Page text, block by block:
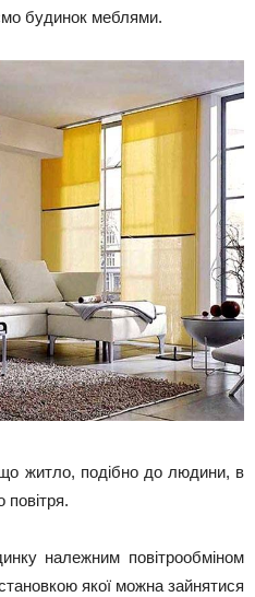
будинок меблями.
житло, подібно до людини, в
повітря.
належним повітрообміном
якої можна зайнятися